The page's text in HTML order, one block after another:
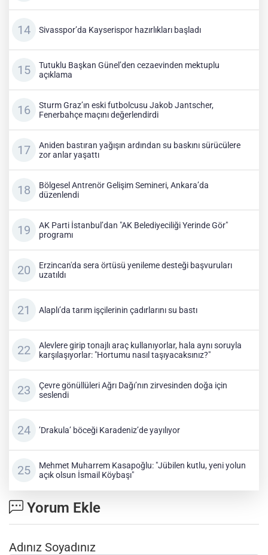
Sivasspor’da Kayserispor hazırlıkları başladı
Tutuklu Başkan Günel’den cezaevinden mektuplu
açıklama
Sturm Graz’ın eski futbolcusu Jakob Jantscher,
Fenerbahçe maçını değerlendirdi
Aniden bastıran yağışın ardından su baskını sürücülere
zor anlar yaşattı
Bölgesel Antrenör Gelişim Semineri, Ankara’da
düzenlendi
AK Parti İstanbul’dan "AK Belediyeciliği Yerinde Gör"
programı
Erzincan'da sera örtüsü yenileme desteği başvuruları
uzatıldı
Alaplı’da tarım işçilerinin çadırlarını su bastı
Alevlere girip tonajlı araç kullanıyorlar, hala aynı soruyla
karşılaşıyorlar: "Hortumu nasıl taşıyacaksınız?"
Çevre gönüllüleri Ağrı Dağı’nın zirvesinden doğa için
seslendi
’Drakula’ böceği Karadeniz’de yayılıyor
Mehmet Muharrem Kasapoğlu: "Jübilen kutlu, yeni yolun
açık olsun İsmail Köybaşı"
Yorum Ekle
Adınız Soyadınız